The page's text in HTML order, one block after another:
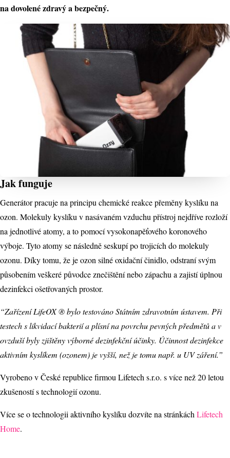
na dovolené zdravý a bezpečný.
Jak funguje
Generátor pracuje na principu chemické reakce přeměny kyslíku na
ozon. Molekuly kyslíku v nasávaném vzduchu přístroj nejdříve rozloží
na jednotlivé atomy, a to pomocí vysokonapěťového koronového
výboje. Tyto atomy se následně seskupí po trojicích do molekuly
ozonu. Díky tomu, že je ozon silné oxidační činidlo, odstraní svým
působením veškeré původce znečištění nebo zápachu a zajistí úplnou
dezinfekci ošetřovaných prostor.
“Zařízení LifeOX®bylo testováno Státním zdravotním ústavem. Při
testech s likvidací bakterií a plísní na povrchu pevných předmětů a v
ovzduší byly zjištěny výborné dezinfekční účinky. Účinnost dezinfekce
aktivním kyslíkem (ozonem) je vyšší, než je tomu např. u UV záření.”
Vyrobeno v České republice firmou Lifetech s.r.o. s více než 20 letou
zkušeností s technologií ozonu.
Více se o technologii aktivního kyslíku dozvíte na stránkáchLifetech
Home.